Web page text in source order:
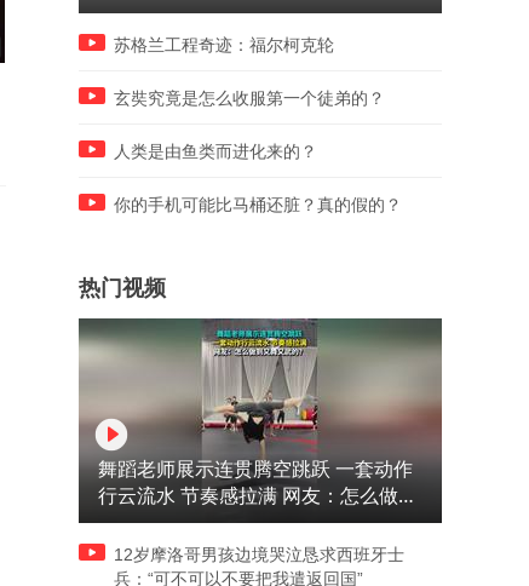
02:19
有些剧表面上是警匪片，实际
很难找到这么迷人的反派，
苏格兰工程奇迹：福尔柯克轮
玄奘究竟是怎么收服第一个徒弟的？
人类是由鱼类而进化来的？
你的手机可能比马桶还脏？真的假的？
热门视频
舞蹈老师展示连贯腾空跳跃 一套动作
行云流水 节奏感拉满 网友：怎么做到
又舞又武的？
12岁摩洛哥男孩边境哭泣恳求西班牙士
兵：“可不可以不要把我遣返回国”